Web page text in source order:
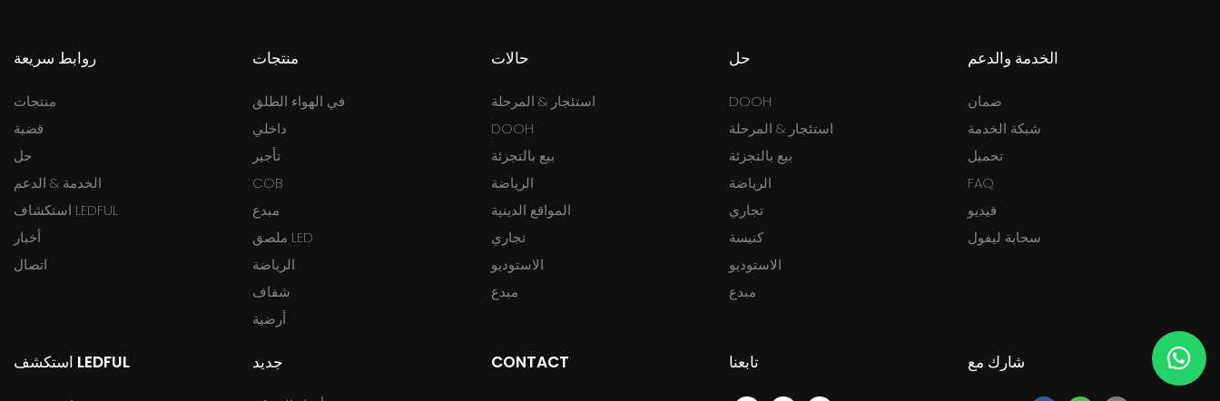
روابط سريعة
منتجات
قضية
حل
الخدمة & الدعم
استكشاف LEDFUL
أخبار
اتصال
منتجات
في الهواء الطلق
داخلي
تأجير
COB
مبدع
ملصق LED
الرياضة
شفاف
أرضية
حالات
استئجار & المرحلة
DOOH
بيع بالتجزئة
الرياضة
المواقع الدينية
تجاري
الاستوديو
مبدع
حل
DOOH
استئجار & المرحلة
بيع بالتجزئة
الرياضة
تجاري
كنيسة
الاستوديو
مبدع
الخدمة والدعم
ضمان
شبكة الخدمة
تحميل
FAQ
فيديو
سحابة ليفول
استكشف LEDFUL جديد CONTACT تابعنا شارك مع